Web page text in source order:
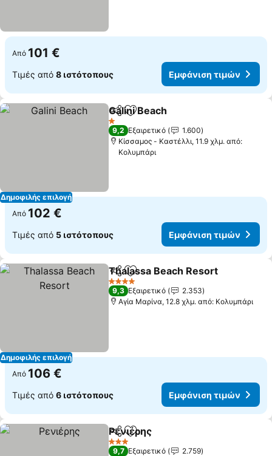
Από 101 €
Τιμές από 8 ιστότοπους Εμφάνιση τιμών
Δημοφιλής επιλογή
Κοινοποίηση
Προσθήκη στα αγαπημένα
Galini Beach
1 Αστέρια
9,2 Εξαιρετικό
1.600
Κίσσαμος - Καστέλλι, 11.9 χλμ. από:
Κολυμπάρι
Από 102 €
Τιμές από 5 ιστότοπους Εμφάνιση τιμών
Δημοφιλής επιλογή
Κοινοποίηση
Προσθήκη στα αγαπημένα
Thalassa Beach Resort
4 Αστέρια
9,3 Εξαιρετικό
2.353
Αγία Μαρίνα, 12.8 χλμ. από: Κολυμπάρι
Από 106 €
Τιμές από 6 ιστότοπους Εμφάνιση τιμών
Κοινοποίηση
Προσθήκη στα αγαπημένα
Ρενιέρης
3 Αστέρια
9,7 Εξαιρετικό
2.759